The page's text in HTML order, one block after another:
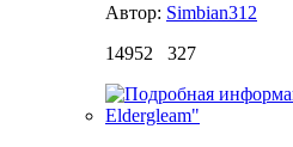
Автор: Simbian312
14952
327